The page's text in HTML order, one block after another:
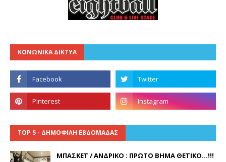
ΚΟΝΩΝΙΚΑ ΔΙΚΤΥΑ
TOP 5 - ΔΗΜΟΦΙΛΗ ΕΒΔΟΜΑΔΑΣ
ΜΠΑΣΚΕΤ / ΑΝΔΡΙΚΟ : ΠΡΩΤΟ ΒΗΜΑ ΘΕΤΙΚΟ...!!!